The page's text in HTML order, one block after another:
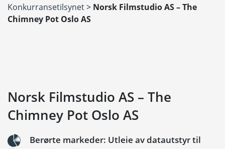
Konkurransetilsynet> Norsk Filmstudio AS – The
Chimney Pot Oslo AS
Norsk Filmstudio AS – The
Chimney Pot Oslo AS
Berørte markeder: Utleie av datautstyr til